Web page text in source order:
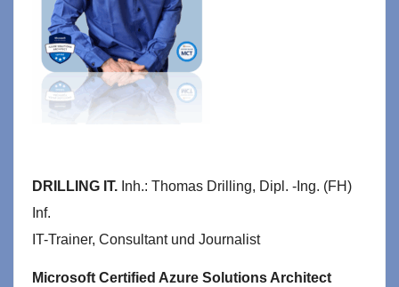
DRILLING IT. Inh.: Thomas Drilling, Dipl. -Ing. (FH)
Inf.
IT-Trainer, Consultant und Journalist
Microsoft Certified Azure Solutions Architect